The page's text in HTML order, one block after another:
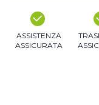
ASSISTENZA
ASSICURATA